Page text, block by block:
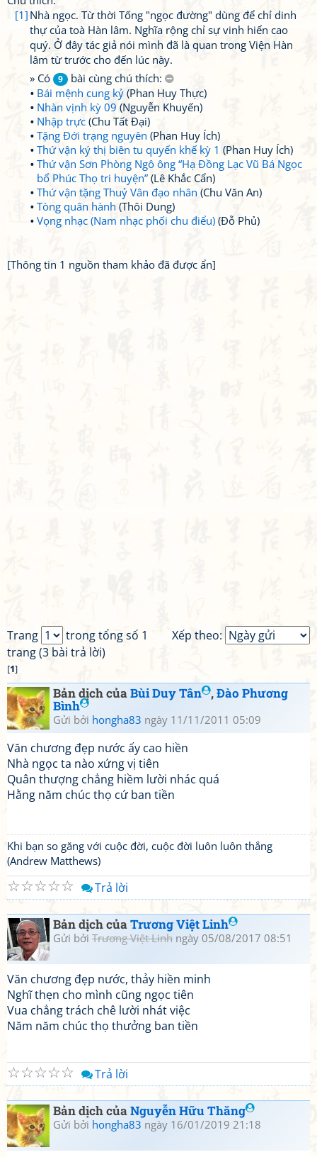
[1] Nhà ngọc. Từ thời Tống "ngọc đường" dùng để chỉ dinh
thự của toà Hàn lâm. Nghĩa rộng chỉ sự vinh hiển cao
quý. Ở đây tác giả nói mình đã là quan trong Viện Hàn
lâm từ trước cho đến lúc này.
» Có
9
bài cùng chú thích:
Bái mệnh cung kỷ (Phan Huy Thực)
Nhàn vịnh kỳ 09 (Nguyễn Khuyến)
Nhập trực (Chu Tất Đại)
Tặng Đới trạng nguyên (Phan Huy Ích)
Thứ vận ký thị biên tu quyến khế kỳ 1 (Phan Huy Ích)
Thứ vận Sơn Phòng Ngô ông “Hạ Đồng Lạc Vũ Bá Ngọc
bổ Phúc Thọ tri huyện” (Lê Khắc Cẩn)
Thứ vận tặng Thuỷ Vân đạo nhân (Chu Văn An)
Tòng quân hành (Thôi Dung)
Vọng nhạc (Nam nhạc phối chu điểu) (Đỗ Phủ)
[Thông tin 1 nguồn tham khảo đã được ẩn]
Xếp theo:
Trang
trong tổng số 1
trang (3 bài trả lời)
[1]
Bản dịch củaBùi Duy Tân ,Đào Phương
Bình
Gửi bởi hongha83 ngày 11/11/2011 05:09
Văn chương đẹp nước ấy cao hiền
Nhà ngọc ta nào xứng vị tiên
Quân thượng chẳng hiềm lười nhác quá
Hằng năm chúc thọ cứ ban tiền
Khi bạn so găng với cuộc đời, cuộc đời luôn luôn thắng
(Andrew Matthews)
☆
☆
☆
☆
☆ Trả lời
Bản dịch củaTrương Việt Linh
Gửi bởi Trương Việt Linh ngày 05/08/2017 08:51
Văn chương đẹp nước, thảy hiền minh
Nghĩ thẹn cho mình cũng ngọc tiên
Vua chẳng trách chê lười nhát việc
Năm năm chúc thọ thưởng ban tiền
☆
☆
☆
☆
☆ Trả lời
Bản dịch củaNguyễn Hữu Thăng
Gửi bởi hongha83 ngày 16/01/2019 21:18